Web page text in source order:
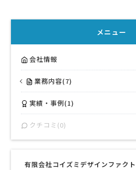
メニュー
会社情報
業務内容(7)
実績・事例(1)
クチコミ(0)
有限会社コイズミデザインファク